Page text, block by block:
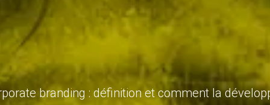
branding : définition et comment la